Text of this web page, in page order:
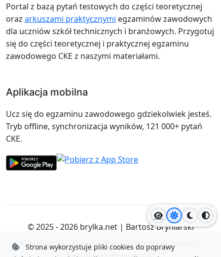
Jasny motyw
Ciemny
Portal z bazą pytań testowych do części teoretycznej
oraz arkuszami praktycznymi egzaminów zawodowych
dla uczniów szkół technicznych i branżowych. Przygotuj
się do części teoretycznej i praktycznej egzaminu
zawodowego CKE z naszymi materiałami.
Aplikacja mobilna
Ucz się do egzaminu zawodowego gdziekolwiek jesteś.
Tryb offline, synchronizacja wyników, 121 000+ pytań
CKE.
© 2025 - 2026 brylka.net| Bartosz Bryniarski
Kwalifikacje|Słownik|Blog|Opinie|Dokumenty
Strona wykorzystuje pliki cookies do poprawy